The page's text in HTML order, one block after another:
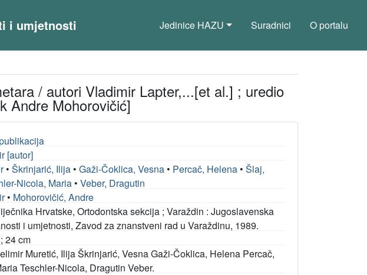
i umjetnosti Jedinice HAZU Suradnici O portalu
/ autori Vladimir Lapter,...[et al.] ; uredio
Andre Mohorovičić]
[autor]
•Škrinjarić, Ilija •Gaži-Čoklica, Vesna • Percač, Helena •Šlaj,
Nicola, Maria •Veber, Dragutin
• Mohorovičić, Andre
Hrvatske, Ortodontska sekcija ; Varaždin : Jugoslavenska
i umjetnosti, Zavod za znanstveni rad u Varaždinu, 1989.
24 cm
Muretić, Ilija Škrinjarić, Vesna Gaži-Čoklica, Helena Percač,
Teschler-Nicola, Dragutin Veber.